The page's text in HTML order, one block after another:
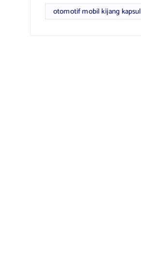
otomotif mobil kijang kapsul